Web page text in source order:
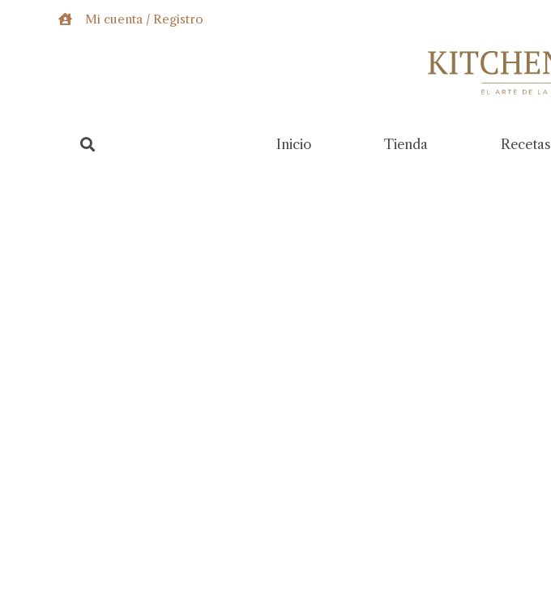
Mi cuenta / Registro
Inicio Tienda Recetas